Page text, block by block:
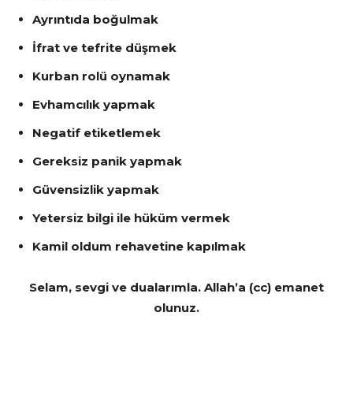
Ayrıntıda boğulmak
İfrat ve tefrite düşmek
Kurban rolü oynamak
Evhamcılık yapmak
Negatif etiketlemek
Gereksiz panik yapmak
Güvensizlik yapmak
Yetersiz bilgi ile hüküm vermek
Kamil oldum rehavetine kapılmak
Selam, sevgi ve dualarımla. Allah’a (cc) emanet
olunuz.